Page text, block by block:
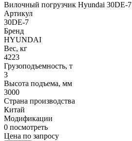
Вилочный погрузчик Hyundai 30DE-7
Артикул
30DE-7
Бренд
HYUNDAI
Вес, кг
4223
Грузоподъемность, т
3
Высота подъема, мм
3000
Страна производства
Китай
Модификации
0 посмотреть
Цена по запросу